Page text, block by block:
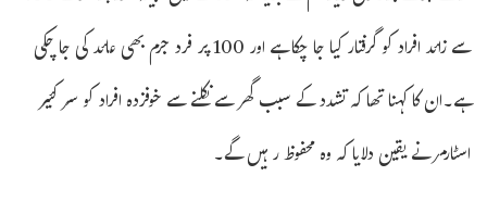
سے زائد افراد کو گرفتار کیا جا چکا ہے اور 100 پر فرد جرم بھی عائد کی جا چکی
ہے۔ان کا کہنا تھا کہ تشدد کے سبب گھر سے نکلنے سے خوفزدہ افراد کو سر کئیر
اسٹارمر نے یقین دلایا کہ وہ محفوظ رہیں گے۔